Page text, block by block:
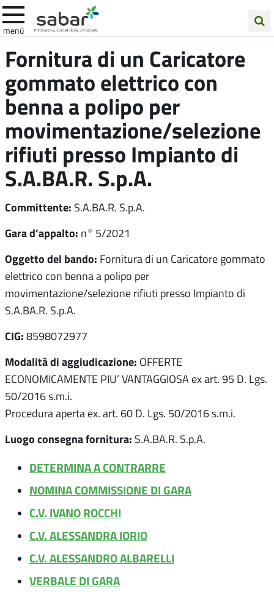
menù
nel
sito
Fornitura di un Caricatore
gommato elettrico con
benna a polipo per
movimentazione/selezione
rifiuti presso Impianto di
S.A.BA.R. S.p.A.
Committente: S.A.BA.R. S.p.A.
Gara d’appalto: n° 5/2021
Oggetto del bando: Fornitura di un Caricatore gommato
elettrico con benna a polipo per
movimentazione/selezione rifiuti presso Impianto di
S.A.BA.R. S.p.A.
CIG: 8598072977
Modalità di aggiudicazione: OFFERTE
ECONOMICAMENTE PIU’ VANTAGGIOSA ex art. 95 D. Lgs.
50/2016 s.m.i.
Procedura aperta ex. art. 60 D. Lgs. 50/2016 s.m.i.
Luogo consegna fornitura: S.A.BA.R. S.p.A.
DETERMINA A CONTRARRE
NOMINA COMMISSIONE DI GARA
C.V. IVANO ROCCHI
C.V. ALESSANDRA IORIO
C.V. ALESSANDRO ALBARELLI
VERBALE DI GARA